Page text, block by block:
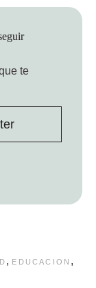
, EDUCACION ,
te